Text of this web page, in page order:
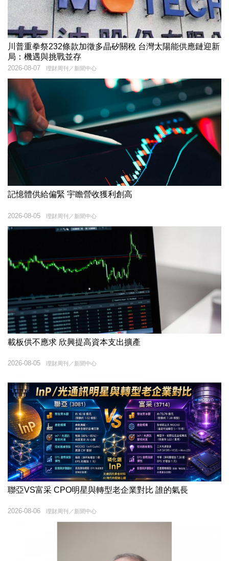
川普重拳祭232條款加徵多晶矽關稅 台灣太陽能供應鏈迎新
局：機遇與挑戰並存
理財周刊／新聞中心
2026-08-07
記憶體供給偏緊 宇瞻營收獲利創高
理財周刊／新聞中心
2026-08-05
載板供不應求 欣興提高資本支出擴產
理財周刊／新聞中心
2026-08-05
聯亞VS富采 CPO明星與轉型老企業對比 誰的氣長
理財周刊／新聞中心
2026-08-06